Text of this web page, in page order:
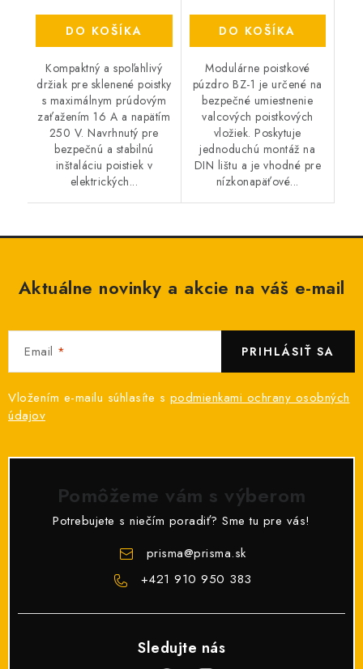
DO KOŠÍKA
Kompaktný a spoľahlivý
držiak pre sklenené poistky
s maximálnym prúdovým
zaťažením 16 A a napätím
250 V. Navrhnutý pre
bezpečnú a stabilnú
inštaláciu poistiek v
elektrických...
DO KOŠÍKA
Modulárne poistkové
púzdro BZ-1 je určené na
bezpečné umiestnenie
valcových poistkových
vložiek. Poskytuje
jednoduchú montáž na
DIN lištu a je vhodné pre
nízkonapäťové...
Aktuálne novinky a akcie na váš e-mail
Email
Vložením e-mailu súhlasíte s podmienkami ochrany osobných
údajov
PRIHLÁSIŤ SA
Pomôžeme vám s výberom
Potrebujete s niečím poradiť? Sme tu pre vás!
prisma@prisma.sk
+421 910 950 383